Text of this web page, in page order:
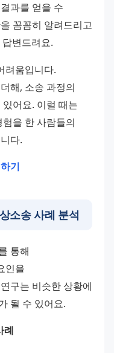
과를 얻을 수
꼼꼼히 알려드리고
변드려요.
려움입니다.
해, 소송 과정의
어요. 이럴 때는
을 한 사람들의
다.
기
소송 사례 분석
통해
인을
구는 비슷한 상황에
될 수 있어요.
례